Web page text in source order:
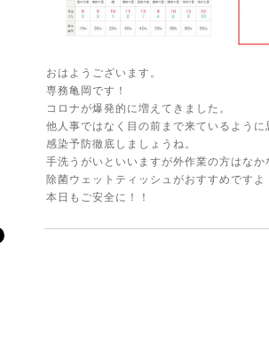
おはようございます。
専務亀岡です！
コロナが爆発的に増えてきました。
他人事ではなく目の前まで来ているように
感染予防徹底しましょうね。
手洗うがいといいますが外作業の方はなか
除菌ウェットティッシュがおすすめですよ
本日もご安全に！！